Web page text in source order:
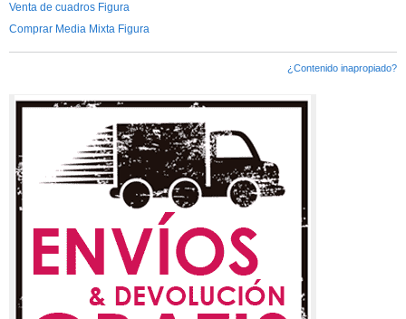
Venta de cuadros Figura
Comprar Media Mixta Figura
¿Contenido inapropiado?